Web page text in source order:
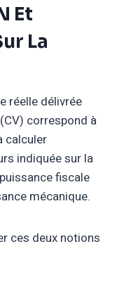
Et
La
réelle délivrée
correspond à
calculer
indiquée sur la
fiscale
mécanique.
ces deux notions